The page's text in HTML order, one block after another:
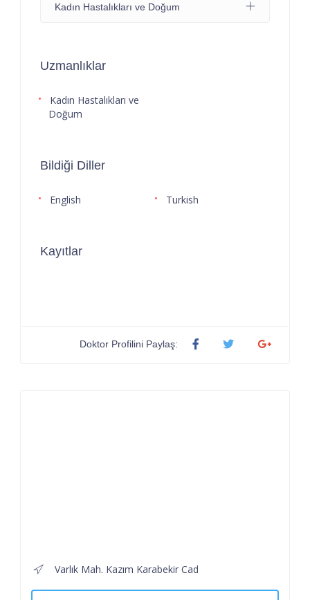
Kadın Hastalıkları ve Doğum
Uzmanlıklar
Kadın Hastalıkları ve
Doğum
Bildiği Diller
English Turkish
Kayıtlar
Doktor Profilini Paylaş:
Varlık Mah. Kazım Karabekir Cad